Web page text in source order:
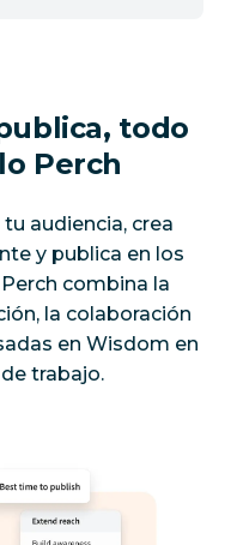
todo
Perch
audiencia, crea
y publica en los
combina la
la colaboración
en Wisdom en
trabajo.